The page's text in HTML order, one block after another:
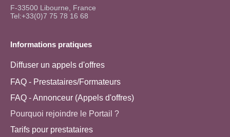
F-33500 Libourne, France
Tel:+33(0)7 75 78 16 68
Informations pratiques
Diffuser un appels d'offres
FAQ - Prestataires/Formateurs
FAQ - Annonceur (Appels d'offres)
Pourquoi rejoindre le Portail ?
Tarifs pour prestataires